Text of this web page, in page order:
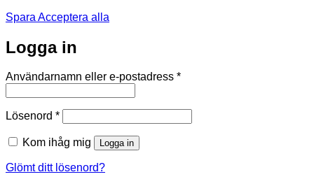
Spara Acceptera alla
Logga in
Användarnamn eller e-postadress *Obligatoriskt
Lösenord *Obligatoriskt
Kom ihåg mig Logga in
Glömt ditt lösenord?